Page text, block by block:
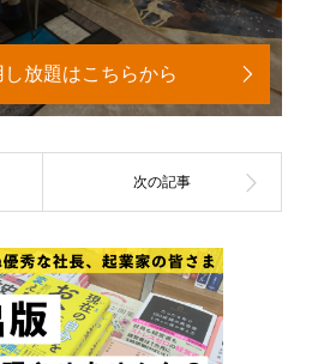
放題はこちらから